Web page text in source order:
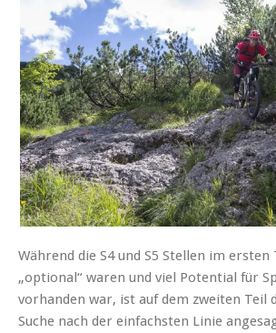
Während die S4 und S5 Stellen im ersten
„optional“ waren und viel Potential für
vorhanden war, ist auf dem zweiten Teil
Suche nach der einfachsten Linie